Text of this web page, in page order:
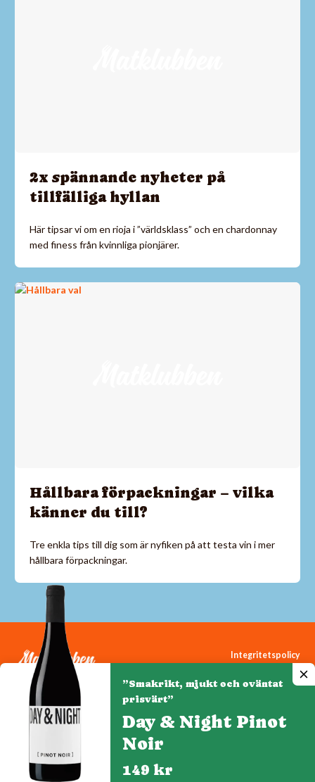
2x spännande nyheter på
tillfälliga hyllan
Här tipsar vi om en rioja i ”världsklass” och en chardonnay
med finess från kvinnliga pionjärer.
Hållbara förpackningar – vilka
känner du till?
Tre enkla tips till dig som är nyfiken på att testa vin i mer
hållbara förpackningar.
Integritetspolicy
Cookiepolicy
Denna webbplats drivs av Vinklubben i Norden AB
”Smakrikt, mjukt och oväntat
prisvärt”
Day & Night Pinot
Noir
149 kr